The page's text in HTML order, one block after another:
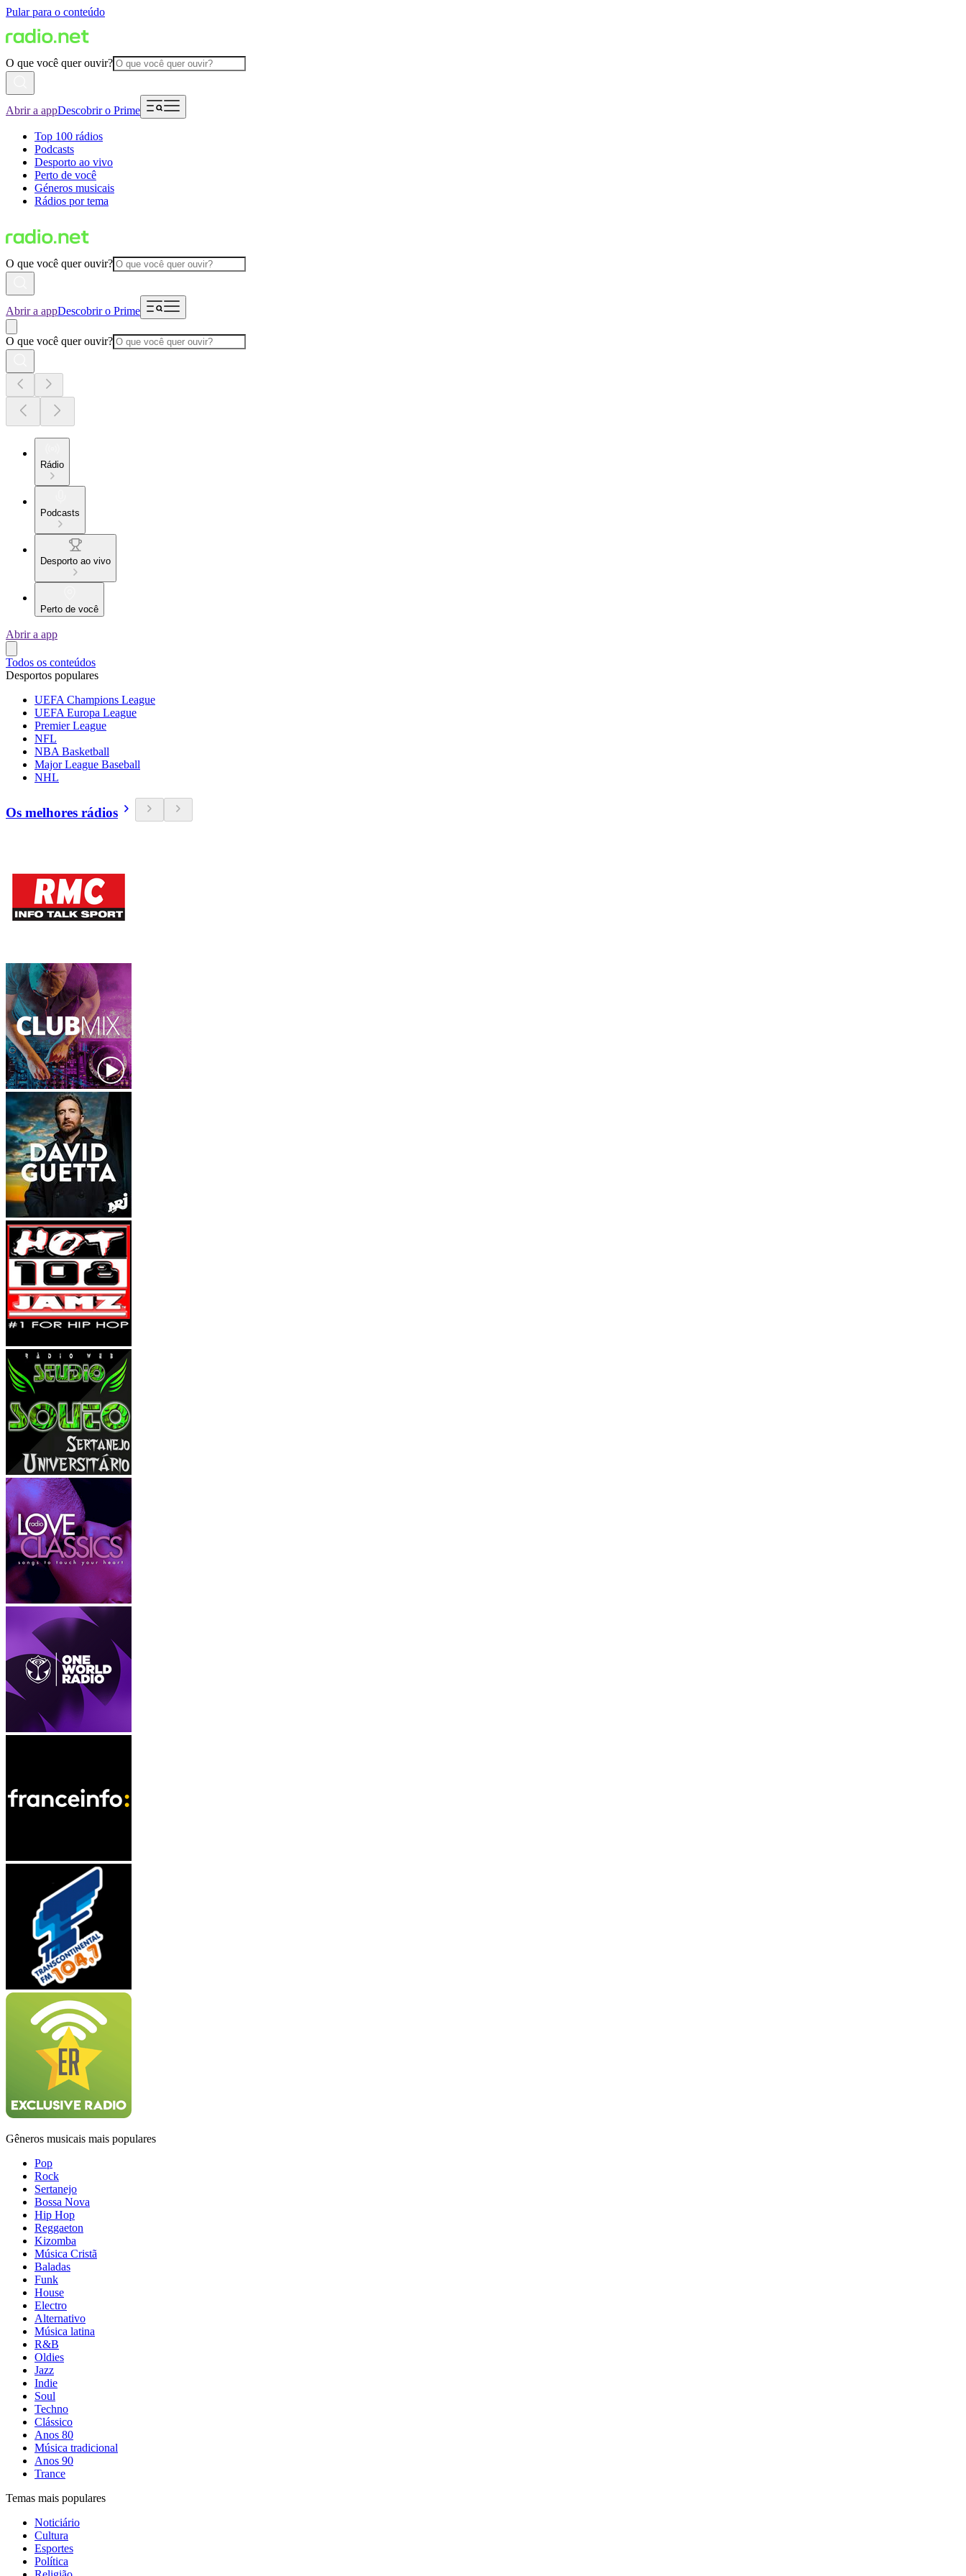
Pular para o conteúdo
O que você quer ouvir?
Abrir a appDescobrir o Prime
Top 100 rádios
Podcasts
Desporto ao vivo
Perto de você
Géneros musicais
Rádios por tema
O que você quer ouvir?
Abrir a appDescobrir o Prime
O que você quer ouvir?
Rádio
Podcasts
Desporto ao vivo
Perto de você
Abrir a app
Todos os conteúdos
Desportos populares
UEFA Champions League
UEFA Europa League
Premier League
NFL
NBA Basketball
Major League Baseball
NHL
Os melhores rádios
Gêneros musicais mais populares
Pop
Rock
Sertanejo
Bossa Nova
Hip Hop
Reggaeton
Kizomba
Música Cristã
Baladas
Funk
House
Electro
Alternativo
Música latina
R&B
Oldies
Jazz
Indie
Soul
Techno
Clássico
Anos 80
Música tradicional
Anos 90
Trance
Temas mais populares
Noticiário
Cultura
Esportes
Política